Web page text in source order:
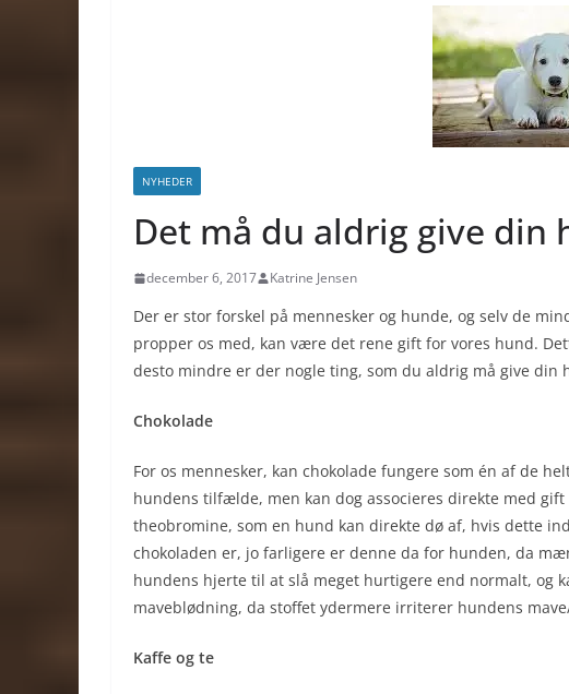
NYHEDER
Det må du aldrig give din
december 6, 2017 Katrine Jensen
Der er stor forskel på mennesker og hunde, og selv de
propper os med, kan være det rene gift for vores hund.
desto mindre er der nogle ting, som du aldrig må give din
Chokolade
For os mennesker, kan chokolade fungere som én af de
hundens tilfælde, men kan dog associeres direkte med
theobromine, som en hund kan direkte dø af, hvis dette
chokoladen er, jo farligere er denne da for hunden, da
hundens hjerte til at slå meget hurtigere end normalt, og
maveblødning, da stoffet ydermere irriterer hundens
Kaffe og te